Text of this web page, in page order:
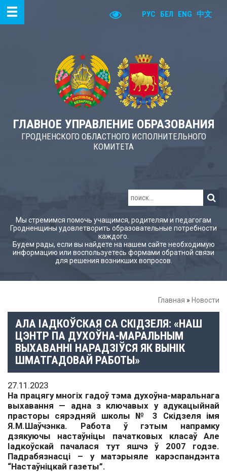
РУС БЕЛ ENG 中文
ГЛАВНОЕ УПРАВЛЕНИЕ ОБРАЗОВАНИЯ
ГРОДНЕНСКОГО ОБЛАСТНОГО ИСПОЛНИТЕЛЬНОГО
КОМИТЕТА
Мы стремимся помочь учащимся, родителям и педагогам
Гродненщины удовлетворить образовательные потребности
каждого.
Будем рады, если вы найдете на нашем сайте необходимую
информацию или воспользуетесь формами обратной связи
для решения возникших вопросов.
Главная » Новости
АЛА ІАДКОЎСКАЯ СА СКІДЗЕЛЯ: «НАШ
ЦЭНТР ПА ДУХОЎНА-МАРАЛЬНЫМ
ВЫХАВАННІ НАРАДЗІЎСЯ ЯК ВЫНІК
ШМАТГАДОВАЙ РАБОТЫ»
27.11.2023
На працягу многіх гадоў тэма духоўна­-маральнага
выхавання — адна з ключавых у адукацыйнай
прасторы сярэдняй школы № 3 Скідзеля імя
Я.М.Шаўчэнка. Работа ў гэтым напрамку
дзякуючы настаўніцы пачатковых класаў Але
Іадкоўскай пачалася тут яшчэ ў 2007 годзе.
Падрабязнасці – у матэрыяле карэспандэнта
“Настаўніцкай газеты”.